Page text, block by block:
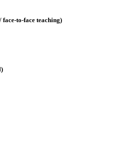
to-face teaching)